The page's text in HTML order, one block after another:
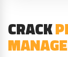
CRACK